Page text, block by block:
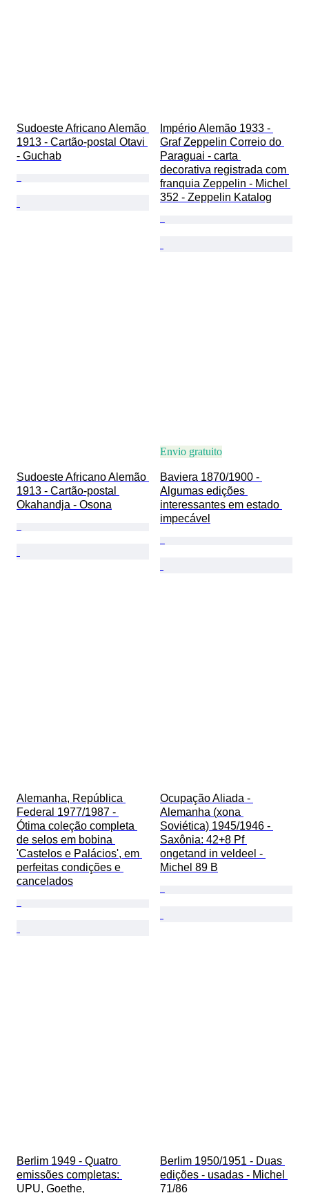
Sudoeste Africano Alemão
1913 - Cartão-postal Otavi
- Guchab
Império Alemão 1933 -
Graf Zeppelin Correio do
Paraguai - carta
decorativa registrada com
franquia Zeppelin - Michel
352 - Zeppelin Katalog
Sudoeste Africano Alemão
1913 - Cartão-postal
Okahandja - Osona
Envio gratuito
Baviera 1870/1900 -
Algumas edições
interessantes em estado
impecável
Alemanha, República
Federal 1977/1987 -
Ótima coleção completa
de selos em bobina
'Castelos e Palácios', em
perfeitas condições e
cancelados
Ocupação Aliada -
Alemanha (xona
Soviética) 1945/1946 -
Saxônia: 42+8 Pf
ongetand in veldeel -
Michel 89 B
Berlim 1949 - Quatro
emissões completas:
UPU, Goethe,
Berlim 1950/1951 - Duas
edições - usadas - Michel
71/86